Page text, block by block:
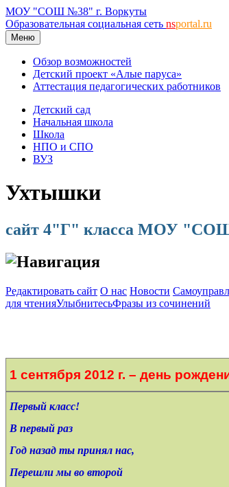
МОУ "СОШ №38" г. Воркуты
Образовательная социальная сеть nsportal.ru
Меню
Обзор возможностей
Детский проект «Алые паруса»
Аттестация педагогических работников
Детский сад
Начальная школа
Школа
НПО и СПО
ВУЗ
Ухтышки
сайт 4"Г" класса МОУ
Навигация
Редактировать сайт О нас Новости
для чтенияУлыбнитесьФразы из сочинений
1 сентября 2012 г. – день
Первый класс!
В первый раз
Год назад ты принял нас,
Перешли мы во второй